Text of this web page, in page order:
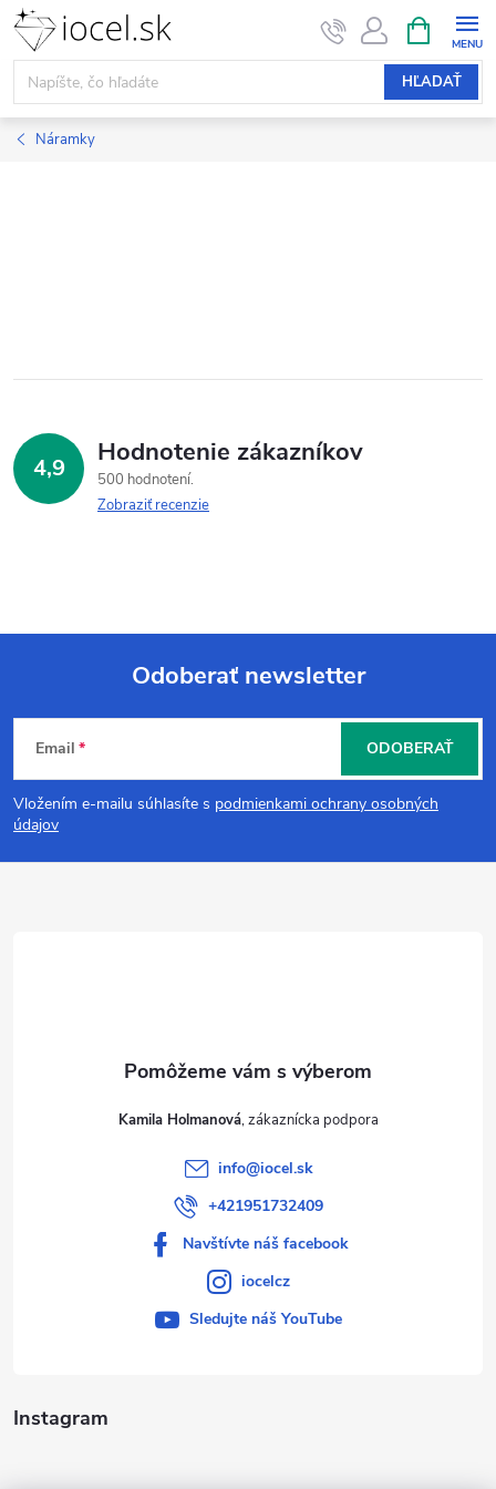
Prejsť
obsah
HĽADAŤ
KOŠÍK
Náramky
4,9 Hodnotenie zákazníkov
500 hodnotení
Zobraziť recenzie
Z
á
p
Odoberať newsletter
Email
Vložením e-mailu súhlasíte s podmienkami ochrany osobných
údajov
ODOBERAŤ
Instagram
Kamila Holmanová
info@iocel.sk
+421951732409
Navštívte náš facebook
iocelcz
Sledujte náš YouTube